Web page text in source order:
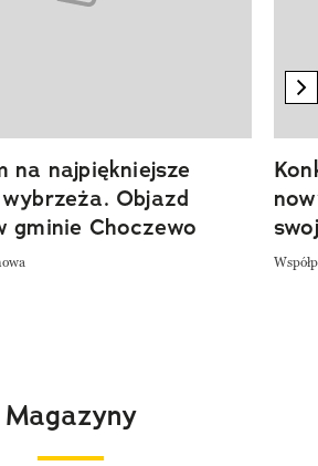
na najpiękniejsze
Objazd
gminie Choczewo
Magazyny